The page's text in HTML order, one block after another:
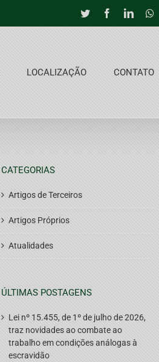
Twitter Facebook
LOCALIZAÇÃO CONTATO
CATEGORIAS
Artigos de Terceiros
Artigos Próprios
Atualidades
ÚLTIMAS POSTAGENS
Lei nº 15.455, de 1º de julho de 2026,
traz novidades ao combate ao
trabalho em condições análogas à
escravidão